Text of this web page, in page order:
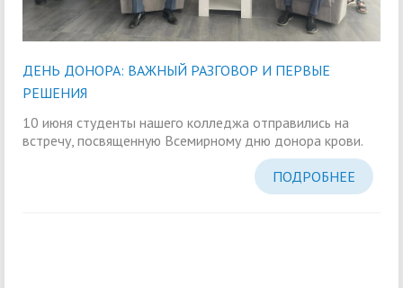
ДЕНЬ ДОНОРА: ВАЖНЫЙ РАЗГОВОР И ПЕРВЫЕ
РЕШЕНИЯ
10 июня студенты нашего колледжа отправились на
встречу, посвященную Всемирному дню донора крови.
ПОДРОБНЕЕ